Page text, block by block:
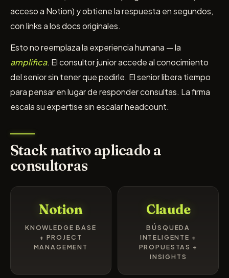
acceso a Notion) y obtiene la respuesta en segundos,
con links a los docs originales.
Esto no reemplaza la experiencia humana — la
amplifica. El consultor junior accede al conocimiento
del senior sin tener que pedirle. El senior libera tiempo
para pensar en lugar de responder consultas. La firma
escala su expertise sin escalar headcount.
Stack nativo aplicado a
consultoras
Notion
KNOWLEDGE BASE
+ PROJECT
MANAGEMENT
Claude
BÚSQUEDA
INTELIGENTE +
PROPUESTAS +
INSIGHTS